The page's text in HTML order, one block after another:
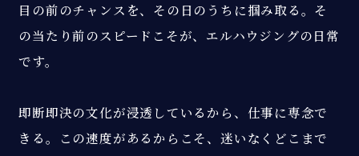
目の前のチャンスを、その日のうちに掴み取る。そ
の当たり前のスピードこそが、エルハウジングの日常
です。
即断即決の文化が浸透しているから、仕事に専念で
きる。この速度があるからこそ、迷いなくどこまで